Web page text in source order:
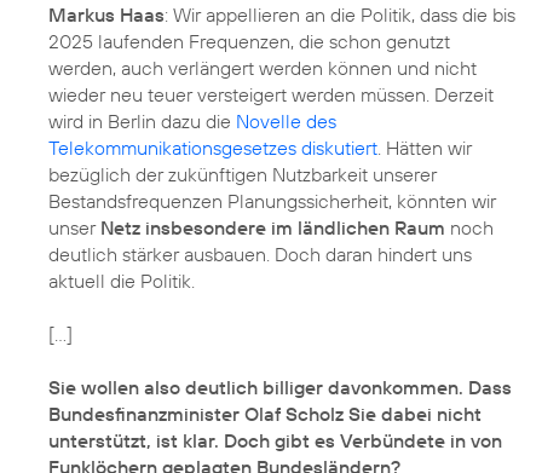
Markus Haas: Wir appellieren an die Politik, dass die bis
2025 laufenden Frequenzen, die schon genutzt
werden, auch verlängert werden können und nicht
wieder neu teuer versteigert werden müssen. Derzeit
wird in Berlin dazu die Novelle des
Telekommunikationsgesetzes diskutiert . Hätten wir
bezüglich der zukünftigen Nutzbarkeit unserer
Bestandsfrequenzen Planungssicherheit, könnten wir
unser Netz insbesondere im ländlichen Raum noch
deutlich stärker ausbauen. Doch daran hindert uns
aktuell die Politik.
[...]
Sie wollen also deutlich billiger davonkommen. Dass
Bundesfinanzminister Olaf Scholz Sie dabei nicht
unterstützt, ist klar. Doch gibt es Verbündete in von
Funklöchern geplagten Bundesländern?